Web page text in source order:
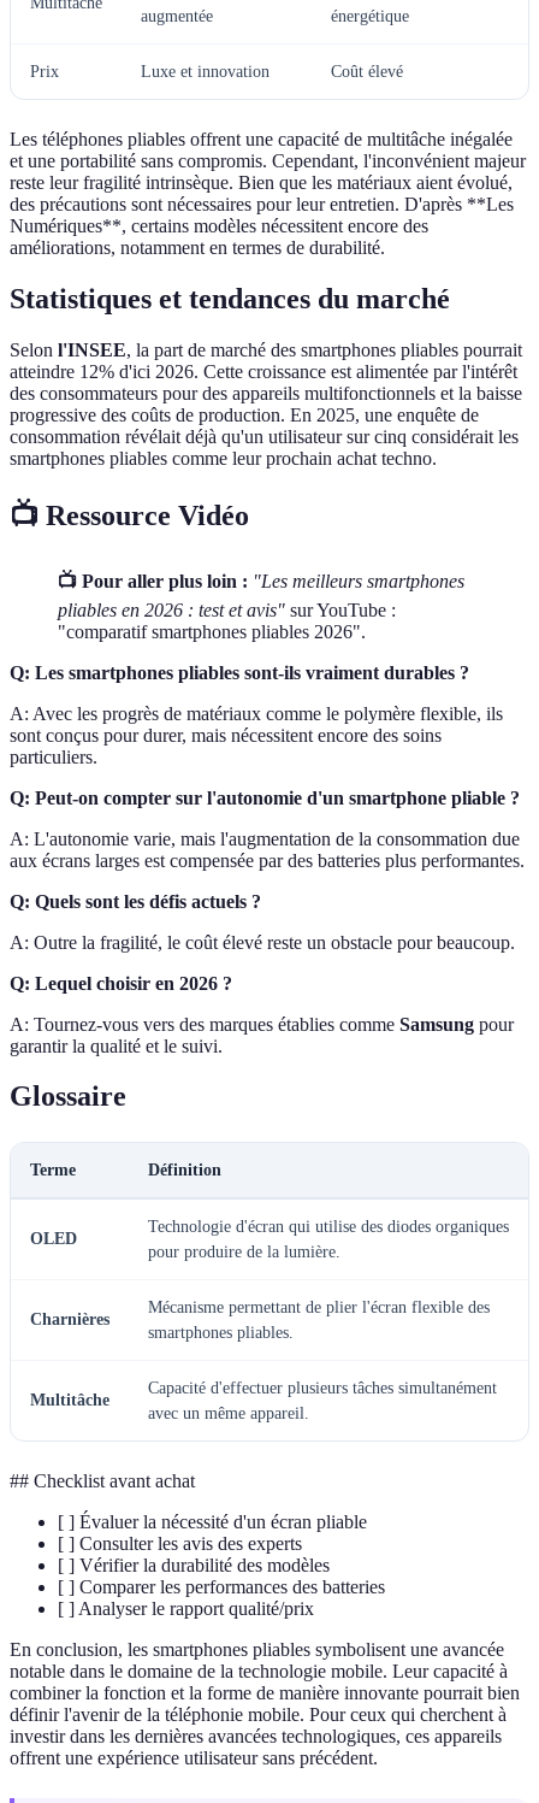
augmentée énergétique
Prix Luxe et innovation Coût élevé
Les téléphones pliables offrent une capacité de multitâche inégalée
et une portabilité sans compromis. Cependant, l'inconvénient majeur
reste leur fragilité intrinsèque. Bien que les matériaux aient évolué,
des précautions sont nécessaires pour leur entretien. D'après **Les
Numériques**, certains modèles nécessitent encore des
améliorations, notamment en termes de durabilité.
Statistiques et tendances du marché
Selon l'INSEE, la part de marché des smartphones pliables pourrait
atteindre 12% d'ici 2026. Cette croissance est alimentée par l'intérêt
des consommateurs pour des appareils multifonctionnels et la baisse
progressive des coûts de production. En 2025, une enquête de
consommation révélait déjà qu'un utilisateur sur cinq considérait les
smartphones pliables comme leur prochain achat techno.
📺 Ressource Vidéo
📺 Pour aller plus loin : "Les meilleurs smartphones
pliables en 2026 : test et avis" sur YouTube :
"comparatif smartphones pliables 2026".
Q: Les smartphones pliables sont-ils vraiment durables ?
A: Avec les progrès de matériaux comme le polymère flexible, ils
sont conçus pour durer, mais nécessitent encore des soins
particuliers.
Q: Peut-on compter sur l'autonomie d'un smartphone pliable ?
A: L'autonomie varie, mais l'augmentation de la consommation due
aux écrans larges est compensée par des batteries plus performantes.
Q: Quels sont les défis actuels ?
A: Outre la fragilité, le coût élevé reste un obstacle pour beaucoup.
Q: Lequel choisir en 2026 ?
A: Tournez-vous vers des marques établies comme Samsung pour
garantir la qualité et le suivi.
Glossaire
Terme Définition
OLED
Technologie d'écran qui utilise des diodes organiques
pour produire de la lumière.
Charnières
Mécanisme permettant de plier l'écran flexible des
smartphones pliables.
Multitâche
Capacité d'effectuer plusieurs tâches simultanément
avec un même appareil.
## Checklist avant achat
[ ] Évaluer la nécessité d'un écran pliable
[ ] Consulter les avis des experts
[ ] Vérifier la durabilité des modèles
[ ] Comparer les performances des batteries
[ ] Analyser le rapport qualité/prix
En conclusion, les smartphones pliables symbolisent une avancée
notable dans le domaine de la technologie mobile. Leur capacité à
combiner la fonction et la forme de manière innovante pourrait bien
définir l'avenir de la téléphonie mobile. Pour ceux qui cherchent à
investir dans les dernières avancées technologiques, ces appareils
offrent une expérience utilisateur sans précédent.